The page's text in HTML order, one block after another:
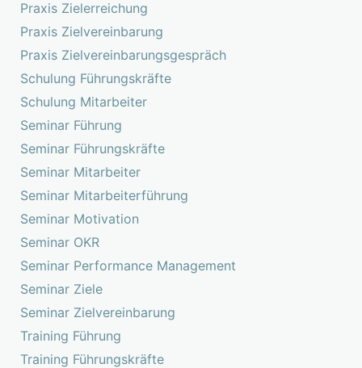
Praxis Zielerreichung
Praxis Zielvereinbarung
Praxis Zielvereinbarungsgespräch
Schulung Führungskräfte
Schulung Mitarbeiter
Seminar Führung
Seminar Führungskräfte
Seminar Mitarbeiter
Seminar Mitarbeiterführung
Seminar Motivation
Seminar OKR
Seminar Performance Management
Seminar Ziele
Seminar Zielvereinbarung
Training Führung
Training Führungskräfte